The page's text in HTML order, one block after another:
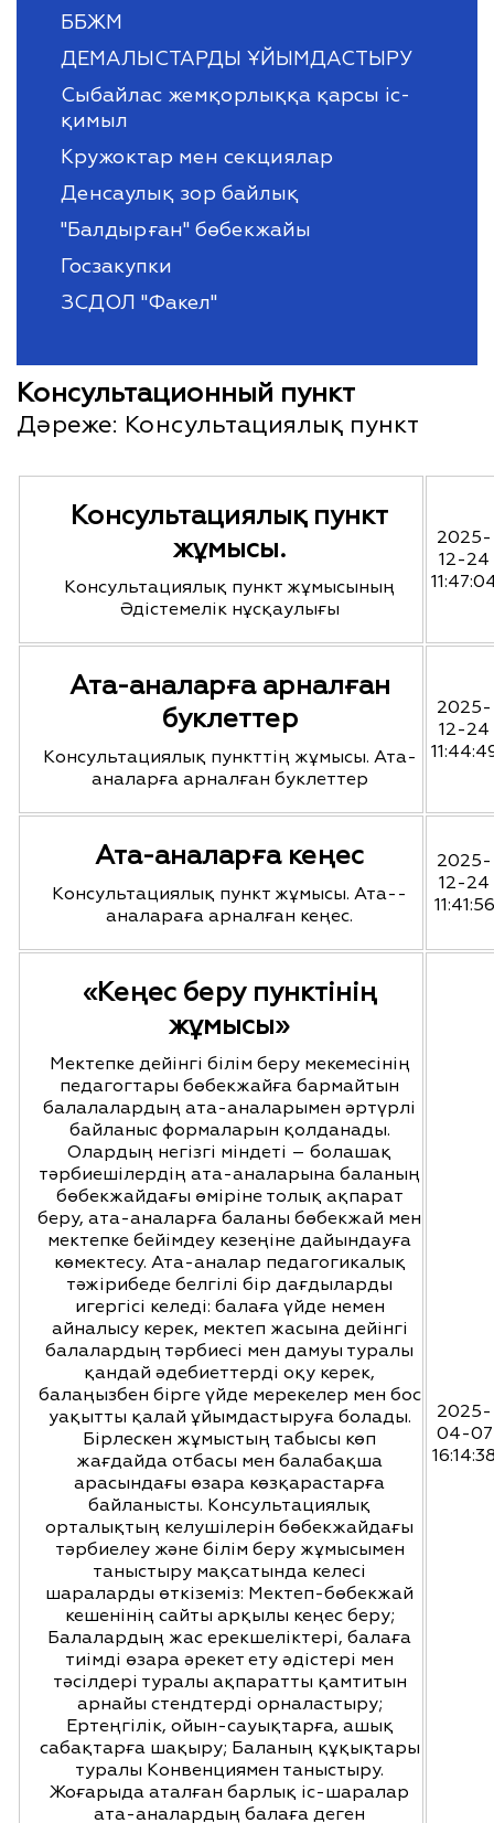
ББЖМ
ДЕМАЛЫСТАРДЫ ҰЙЫМДАСТЫРУ
Сыбайлас жемқорлыққа қарсы іс-
қимыл
Кружоктар мен секциялар
Денсаулық зор байлық
"Балдырған" бөбекжайы
Госзакупки
ЗСДОЛ "Факел"
Консультационный пункт
Дәреже: Консультациялық пункт
Консультациялық пункт
жұмысы.
Консультациялық пункт жұмысының
Әдістемелік нұсқаулығы
2025-
12-24
Ата-аналарға арналған
буклеттер
Консультациялық пункттің жұмысы. Ата-
аналарға арналған буклеттер
2025-
12-24
Ата-аналарға кеңес
Консультациялық пункт жұмысы. Ата--
аналараға арналған кеңес.
2025-
12-24
11:41:56
«Кеңес беру пунктінің
жұмысы»
Мектепке дейінгі білім беру мекемесінің
педагогтары бөбекжайға бармайтын
балалалардың ата-аналарымен әртүрлі
байланыс формаларын қолданады.
Олардың негізгі міндеті – болашақ
тәрбиешілердің ата-аналарына баланың
бөбекжайдағы өміріне толық ақпарат
беру, ата-аналарға баланы бөбекжай мен
мектепке бейімдеу кезеңіне дайындауға
көмектесу. Ата-аналар педагогикалық
тәжірибеде белгілі бір дағдыларды
игергісі келеді: балаға үйде немен
айналысу керек, мектеп жасына дейінгі
балалардың тәрбиесі мен дамуы туралы
қандай әдебиеттерді оқу керек,
балаңызбен бірге үйде мерекелер мен бос
уақытты қалай ұйымдастыруға болады.
Бірлескен жұмыстың табысы көп
жағдайда отбасы мен балабақша
арасындағы өзара көзқарастарға
байланысты. Консультациялық
орталықтың келушілерін бөбекжайдағы
тәрбиелеу және білім беру жұмысымен
таныстыру мақсатында келесі
шараларды өткіземіз: Мектеп-бөбекжай
кешенінің сайты арқылы кеңес беру;
Балалардың жас ерекшеліктері, балаға
тиімді өзара әрекет ету әдістері мен
тәсілдері туралы ақпаратты қамтитын
арнайы стендтерді орналастыру;
Ертеңгілік, ойын-сауықтарға, ашық
сабақтарға шақыру; Баланың құқықтары
туралы Конвенциямен таныстыру.
Жоғарыда аталған барлық іс-шаралар
ата-аналардың балаға деген
2025-
04-07